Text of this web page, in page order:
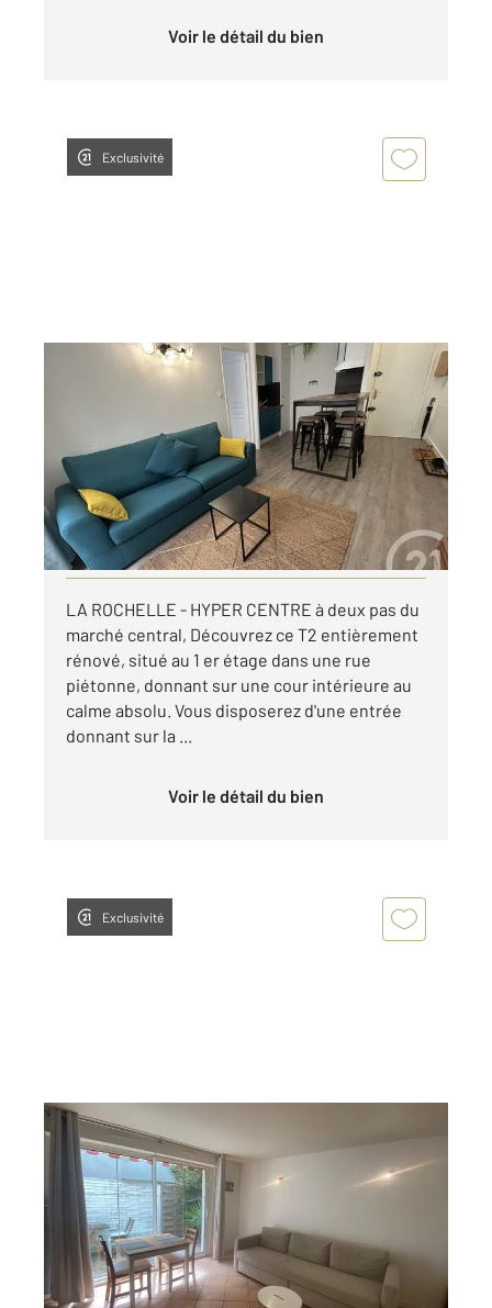
Voir le détail du bien
Exclusivité
LA ROCHELLE 17
Appartement T2 à louer
780 €
par mois charges comprises
Visiter le site dédié
LA ROCHELLE - HYPER CENTRE à deux pas du
marché central, Découvrez ce T2 entièrement
rénové, situé au 1 er étage dans une rue
piétonne, donnant sur une cour intérieure au
calme absolu. Vous disposerez d'une entrée
donnant sur la ...
Voir le détail du bien
Exclusivité
LA ROCHELLE 17
21,72 m2, 1 pièce
Ref : 22198
Appartement F1 à louer
630 €
par mois charges comprises